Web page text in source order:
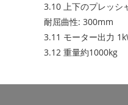
3.10 上下のプレッシ
耐屈曲性: 300mm
3.11 モーター出力
3.12 重量約1000kg